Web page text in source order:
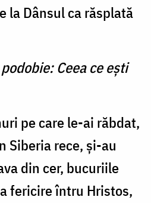
la Dânsul ca răsplată
Ceea ce ești
pe care le-ai răbdat,
Siberia rece, și-au
din cer, bucuriile
fericire întru Hristos,